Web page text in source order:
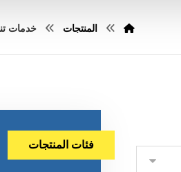
المنتجات خدمات
فئات المنتجات